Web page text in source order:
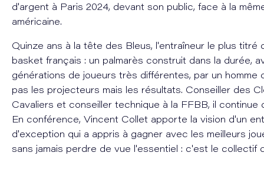
d'argent à Paris 2024, devant son public, face à la
américaine.
Quinze ans à la tête des Bleus, l'entraîneur le plus titré
basket français : un palmarès construit dans la durée,
générations de joueurs très différentes, par un homme
pas les projecteurs mais les résultats. Conseiller des
Cavaliers et conseiller technique à la FFBB, il continue
En conférence, Vincent Collet apporte la vision d'un
d'exception qui a appris à gagner avec les meilleurs
sans jamais perdre de vue l'essentiel : c'est le collectif